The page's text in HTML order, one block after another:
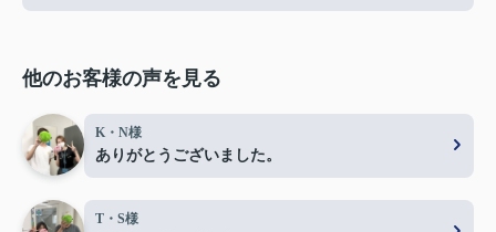
他のお客様の声を見る
K・N様
ありがとうございました。
T・S様